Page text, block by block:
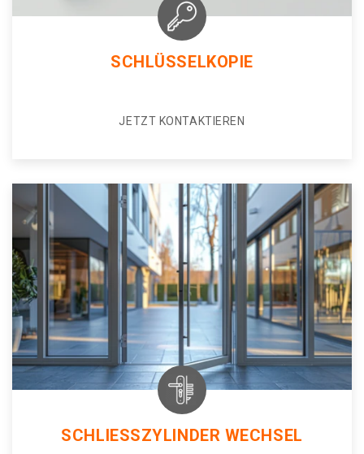
SCHLÜSSELKOPIE
JETZT KONTAKTIEREN
SCHLIESSZYLINDER WECHSEL